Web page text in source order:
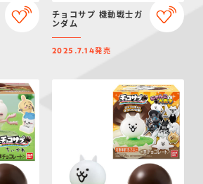
チョコサプ 機動戦士ガ
ンダム
2025.7.14発売